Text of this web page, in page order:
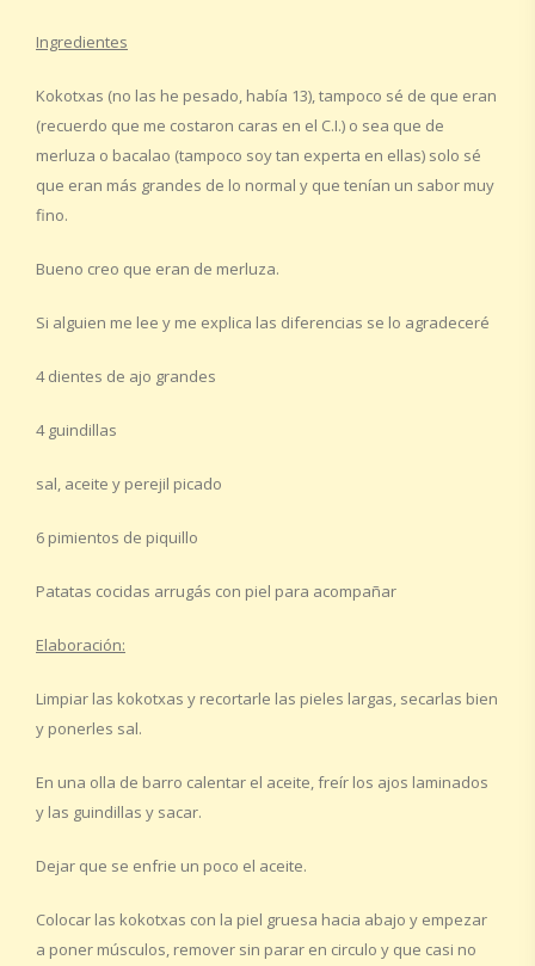
Ingredientes
Kokotxas (no las he pesado, había 13), tampoco sé de que eran
(recuerdo que me costaron caras en el C.I.) o sea que de
merluza o bacalao (tampoco soy tan experta en ellas) solo sé
que eran más grandes de lo normal y que tenían un sabor muy
fino.
Bueno creo que eran de merluza.
Si alguien me lee y me explica las diferencias se lo agradeceré
4 dientes de ajo grandes
4 guindillas
sal, aceite y perejil picado
6 pimientos de piquillo
Patatas cocidas arrugás con piel para acompañar
Elaboración:
Limpiar las kokotxas y recortarle las pieles largas, secarlas bien
y ponerles sal.
En una olla de barro calentar el aceite, freír los ajos laminados
y las guindillas y sacar.
Dejar que se enfrie un poco el aceite.
Colocar las kokotxas con la piel gruesa hacia abajo y empezar
a poner músculos, remover sin parar en circulo y que casi no